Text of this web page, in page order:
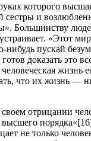
которого
и
Большинству
«Этот
пускай
доказать это
жизнь
что их жизнь —
отрицании
высшего
не только